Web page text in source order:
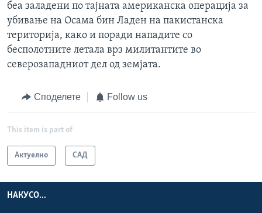
беа заладени по тајната американска операција за
убивање на Осама бин Ладен на пакистанска
територија, како и поради нападите со
бесполотните летала врз милитантите во
северозападниот дел од земјата.
Споделете Follow us
This item is part of
Актуелно САД
НАКУСО...